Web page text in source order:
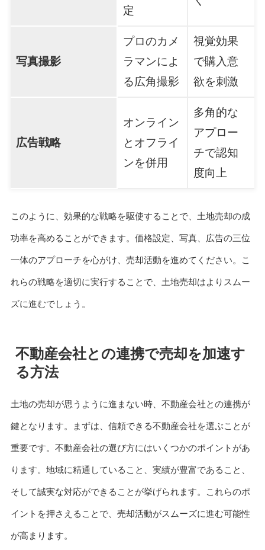
定
写真撮影
プロのカメ
ラマンによ
る広角撮影
視覚効果
で購入意
欲を刺激
広告戦略
オンライン
とオフライ
ンを併用
多角的な
アプロー
チで認知
度向上
このように、効果的な戦略を駆使することで、土地売却の成
功率を高めることができます。価格設定、写真、広告の三位
一体のアプローチを心がけ、売却活動を進めてください。こ
れらの戦略を適切に実行することで、土地売却はよりスムー
ズに進むでしょう。
不動産会社との連携で売却を加速す
る方法
土地の売却が思うように進まない時、不動産会社との連携が
鍵となります。まずは、信頼できる不動産会社を選ぶことが
重要です。不動産会社の選び方にはいくつかのポイントがあ
ります。地域に精通していること、実績が豊富であること、
そして誠実な対応ができることが挙げられます。これらのポ
イントを押さえることで、売却活動がスムーズに進む可能性
が高まります。